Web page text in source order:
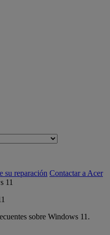
su reparación Contactar a Acer
sobre Windows 11.